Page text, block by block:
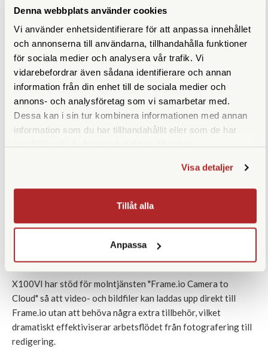
Denna webbplats använder cookies
Vi använder enhetsidentifierare för att anpassa innehållet
och annonserna till användarna, tillhandahålla funktioner
för sociala medier och analysera vår trafik. Vi
vidarebefordrar även sådana identifierare och annan
information från din enhet till de sociala medier och
annons- och analysföretag som vi samarbetar med.
Dessa kan i sin tur kombinera informationen med annan
information som du har tillhandahållit eller som de har
Visa detaljer
Tillåt alla
Anpassa
uppnås genom 6K-översampling. Ett nytt autofokusläge för
skärmen för att välja motiv som ska spåras under filmning i
AF-C + Wide / Tracking AF-läge. Detta gör det mycket
enklare att spåra rätt motiv i situationer där flera motiv finns i
bilden.
Förädlad hantering och tillbehör för vädertätning
Precis som sin föregångare, X100V, har nya FUJIFILM
X100VI en topp- och bottenplatta frästa ur aluminium som
ett skyddsfilter (PRF-49) blir X100VI väderskyddad.
Förbättringar har gjorts med kamerans grepp för att
säkerställa precis rätt känsla och placeringen av knapparna på
kamerans baksidan har flyttats för att bli lättare att nå med
att för den delen kompromissa med kamerans design och
storlek.
X100VI har stöd för molntjänsten "Frame.io Camera to
Cloud" så att video- och bildfiler kan laddas upp direkt till
Frame.io utan att behöva några extra tillbehör, vilket
dramatiskt effektiviserar arbetsflödet från fotografering till
redigering.